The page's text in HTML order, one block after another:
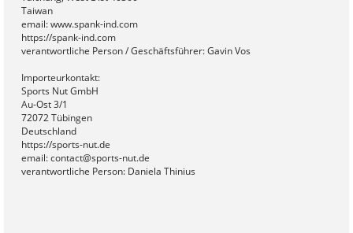
Taiwan
email: www.spank-ind.com
https://spank-ind.com
verantwortliche Person / Geschäftsführer: Gavin Vos
Importeurkontakt:
Sports Nut GmbH
Au-Ost 3/1
72072 Tübingen
Deutschland
https://sports-nut.de
email: contact@sports-nut.de
verantwortliche Person: Daniela Thinius